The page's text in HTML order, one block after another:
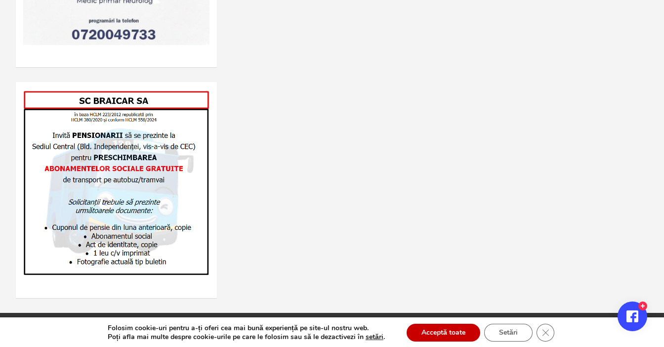
Jurnalul de Brăila Politică de confidențialitate Theme by:Theme Horse Proudly Powered by: WordPress
Folosim cookie-uri pentru a-ți oferi cea mai bună experiență pe site-ul nostru web.
Poți afla mai multe despre cookie-urile pe care le folosim sau să le dezactivezi în setări. Acceptă toate Setări Close GDPR Cookie Banner